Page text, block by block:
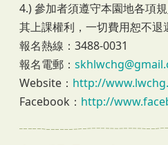
4.) 參加者須遵守本園地各項
其上課權利，一切費用恕不退
報名熱線：3488-0031
報名電郵：
Website： http://
Facebook： http://